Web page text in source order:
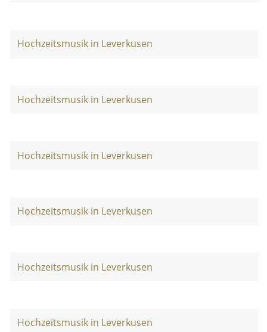
Hochzeitsmusik in Leverkusen
Hochzeitsmusik in Leverkusen
Hochzeitsmusik in Leverkusen
Hochzeitsmusik in Leverkusen
Hochzeitsmusik in Leverkusen
Hochzeitsmusik in Leverkusen